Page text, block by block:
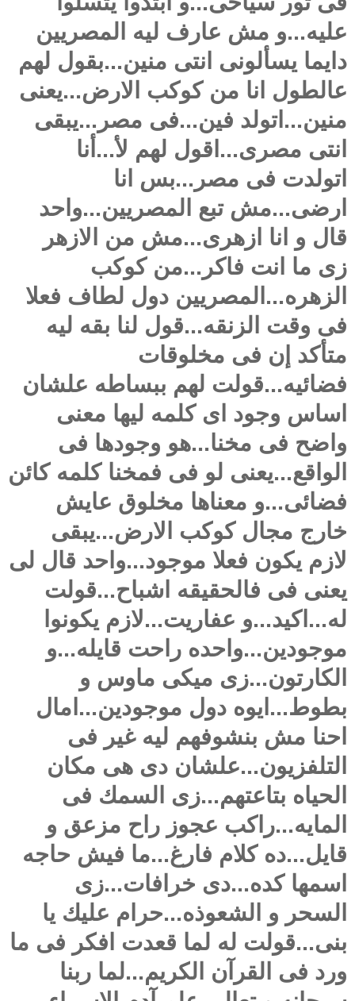
عليه...و مش عارف ليه المصريين
دايما يسألونى انتى منين...بقول لهم
عالطول انا من كوكب الارض...يعنى
منين...اتولد فين...فى مصر...يبقى
انتى مصرى...اقول لهم لأ...أنا
اتولدت فى مصر...بس انا
ارضى...مش تبع المصريين...واحد
قال و انا ازهرى...مش من الازهر
زى ما انت فاكر...من كوكب
الزهره...المصريين دول لطاف فعلا
فى وقت الزنقه...قول لنا بقه ليه
متأكد إن فى مخلوقات
فضائيه...قولت لهم ببساطه علشان
اساس وجود اى كلمه ليها معنى
واضح فى مخنا...هو وجودها فى
الواقع...يعنى لو فى فمخنا كلمه كائن
فضائى...و معناها مخلوق عايش
خارج مجال كوكب الارض...يبقى
لازم يكون فعلا موجود...واحد قال لى
يعنى فى فالحقيقه اشباح...قولت
له...اكيد...و عفاريت...لازم يكونوا
موجودين...واحده راحت قايله...و
الكارتون...زى ميكى ماوس و
بطوط...ايوه دول موجودين...امال
احنا مش بنشوفهم ليه غير فى
التلفزيون...علشان دى هى مكان
الحياه بتاعتهم...زى السمك فى
المايه...راكب عجوز راح مزعق و
قايل...ده كلام فارغ...ما فيش حاجه
اسمها كده...دى خرافات...زى
السحر و الشعوذه...حرام عليك يا
بنى...قولت له لما قعدت افكر فى ما
ورد فى القرآن الكريم...لما ربنا